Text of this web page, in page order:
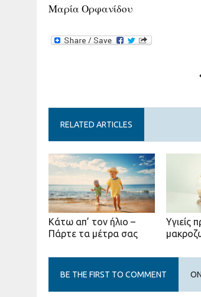
Μαρία Ορφανίδου
RELATED ARTICLES
Κάτω απ’ τον ήλιο –
Πάρτε τα μέτρα σας
Υγιείς
BE THE FIRST TO COMMENT